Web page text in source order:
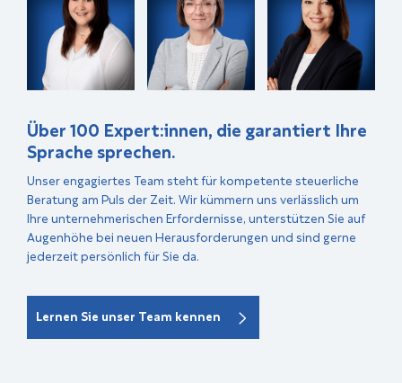
Über 100 Expert:innen, die garantiert Ihre
Sprache sprechen.
Unser engagiertes Team steht für kompetente steuerliche
Beratung am Puls der Zeit. Wir kümmern uns verlässlich um
Ihre unternehmerischen Erfordernisse, unterstützen Sie auf
Augenhöhe bei neuen Herausforderungen und sind gerne
jederzeit persönlich für Sie da.
Lernen Sie unser Team kennen